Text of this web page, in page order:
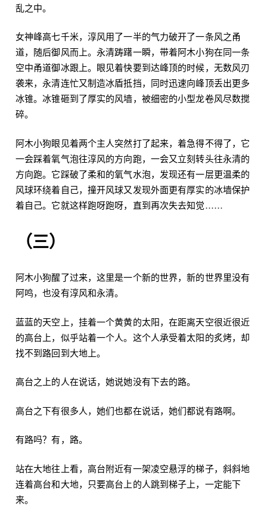
乱之中。
女神峰高七千米，淳风用了一半的气力破开了一条风之甬
道，随后御风而上。永清踌躇一瞬，带着阿木小狗在同一条
空中甬道御冰跟上。眼见着快要到达峰顶的时候，无数风刃
袭来，永清连忙又制造冰盾抵挡，同时迅速向峰顶丢出更多
冰锥。冰锥砸到了厚实的风墙，被细密的小型龙卷风尽数搅
碎。
阿木小狗眼见着两个主人突然打了起来，着急得不得了，它
一会踩着氧气泡往淳风的方向跑，一会又立刻转头往永清的
方向跑。它踩破了柔和的氧气水泡，发现还有一层更温柔的
风球环绕着自己，撞开风球又发现外面更有厚实的冰墙保护
着自己。它就这样跑呀跑呀，直到再次失去知觉……
（三）
阿木小狗醒了过来，这里是一个新的世界，新的世界里没有
阿鸣，也没有淳风和永清。
蓝蓝的天空上，挂着一个黄黄的太阳，在距离天空很近很近
的高台上，似乎站着一个人。这个人承受着太阳的炙烤，却
找不到路回到大地上。
高台之上的人在说话，她说她没有下去的路。
高台之下有很多人，她们也都在说话，她们都说有路啊。
有路吗？有，路。
站在大地往上看，高台附近有一架凌空悬浮的梯子，斜斜地
连着高台和大地，只要高台上的人跳到梯子上，一定能下
来。